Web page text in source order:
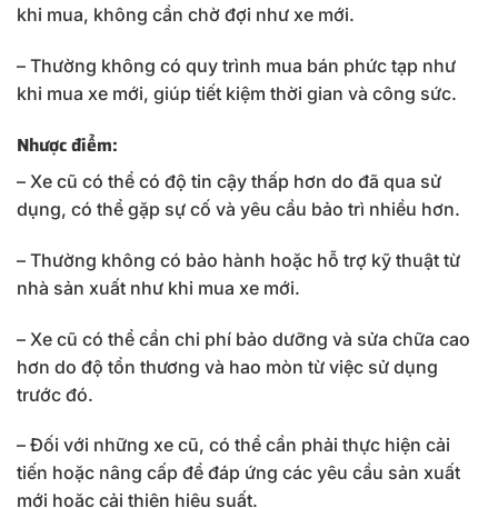
khi mua, không cần chờ đợi như xe mới.
– Thường không có quy trình mua bán phức tạp như
khi mua xe mới, giúp tiết kiệm thời gian và công sức.
Nhược điểm:
– Xe cũ có thể có độ tin cậy thấp hơn do đã qua sử
dụng, có thể gặp sự cố và yêu cầu bảo trì nhiều hơn.
– Thường không có bảo hành hoặc hỗ trợ kỹ thuật từ
nhà sản xuất như khi mua xe mới.
– Xe cũ có thể cần chi phí bảo dưỡng và sửa chữa cao
hơn do độ tổn thương và hao mòn từ việc sử dụng
trước đó.
– Đối với những xe cũ, có thể cần phải thực hiện cải
tiến hoặc nâng cấp để đáp ứng các yêu cầu sản xuất
mới hoặc cải thiện hiệu suất.